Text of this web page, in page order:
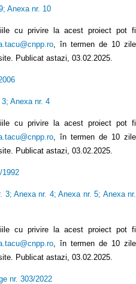
; Anexa nr. 10
cu privire la acest proiect pot fi
, în termen de 10 zile
Publicat astazi, 03.02.2025.
3; Anexa nr. 4
cu privire la acest proiect pot fi
, în termen de 10 zile
Publicat astazi, 03.02.2025.
1992
3;Anexa nr. 4; Anexa nr. 5; Anexa nr.
cu privire la acest proiect pot fi
, în termen de 10 zile
Publicat astazi, 03.02.2025.
nr. 303/2022